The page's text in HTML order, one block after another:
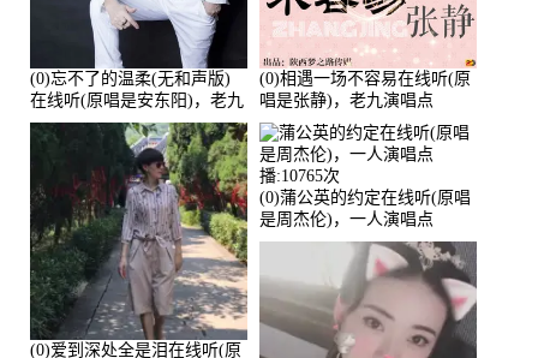
(0)忘不了的温柔(无和声版)
在线听(原唱是安东阳)，老九
演唱点播:17392次
(0)相遇一场不容易在线听(原
唱是张静)，老九演唱点
播:11453次
(0)爱到深处全是泪在线听(原
(0)蒲公英的约定在线听(原唱
是周杰伦)，一人演唱点
播:10765次